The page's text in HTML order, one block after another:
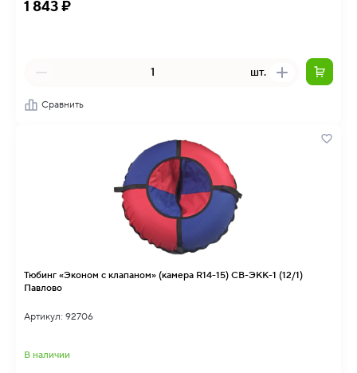
1 843 ₽
шт.
Сравнить
Тюбинг «Эконом с клапаном» (камера R14-15) СВ-ЭКК-1 (12/1)
Павлово
Артикул: 92706
В наличии